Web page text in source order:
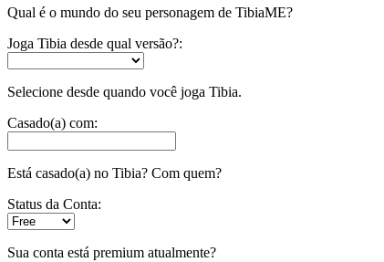
Qual é o mundo do seu personagem de TibiaME?
Joga Tibia desde qual versão?:
Selecione desde quando você joga Tibia.
Casado(a) com:
Está casado(a) no Tibia? Com quem?
Status da Conta:
Sua conta está premium atualmente?